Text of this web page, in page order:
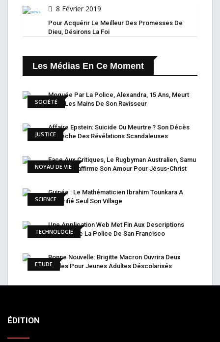
8 Février 2019
Pour Acquérir Le Meilleur Des Promesses De
Dieu, Désirons La Foi
Les Médias En Ce Moment
SOCIÉTÉ
Moquée Par La Police, Alexandra, 15 Ans, Meurt
Entre Les Mains De Son Ravisseur
JUSTICE
Affaire Epstein: Suicide Ou Meurtre ? Son Décès
Empêche Des Révélations Scandaleuses
NOYAU DE VIE
Face Aux Critiques, Le Rugbyman Australien, Samu
Kerevi, Réaffirme Son Amour Pour Jésus-Christ
SCIENCE
Guinée : Le Mathématicien Ibrahim Tounkara A
Électrifié Seul Son Village
TECHNOLOGIE
Une Application Web Met Fin Aux Descriptions
Raciales De La Police De San Francisco
ETUDE
Bonne Nouvelle: Brigitte Macron Ouvrira Deux
Écoles Pour Jeunes Adultes Déscolarisés
ÉDITION